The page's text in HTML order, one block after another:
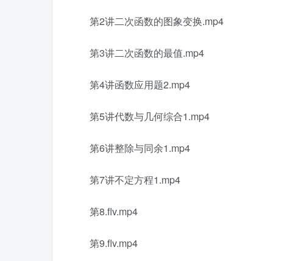
第2讲二次函数的图象变换.mp4
第3讲二次函数的最值.mp4
第4讲函数应用题2.mp4
第5讲代数与几何综合1.mp4
第6讲整除与同余1.mp4
第7讲不定方程1.mp4
第8.flv.mp4
第9.flv.mp4